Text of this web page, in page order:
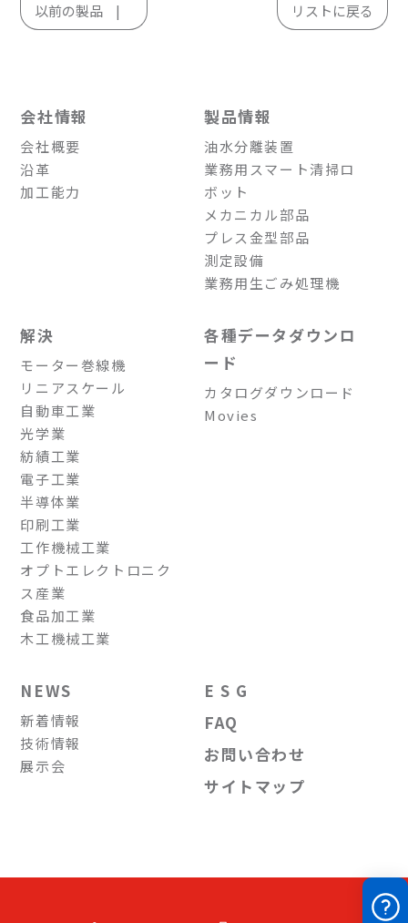
以前の製品 リストに戻る
会社情報
会社概要
沿革
加工能力
製品情報
油水分離装置
業務用スマート清掃ロ
ボット
メカニカル部品
プレス金型部品
測定設備
業務用生ごみ処理機
解決
モーター巻線機
リニアスケール
自動車工業
光学業
紡績工業
電子工業
半導体業
印刷工業
工作機械工業
オプトエレクトロニク
ス産業
食品加工業
木工機械工業
各種データダウンロ
ード
カタログダウンロード
Movies
NEWS
新着情報
技術情報
展示会
E S G
FAQ
お問い合わせ
サイトマップ